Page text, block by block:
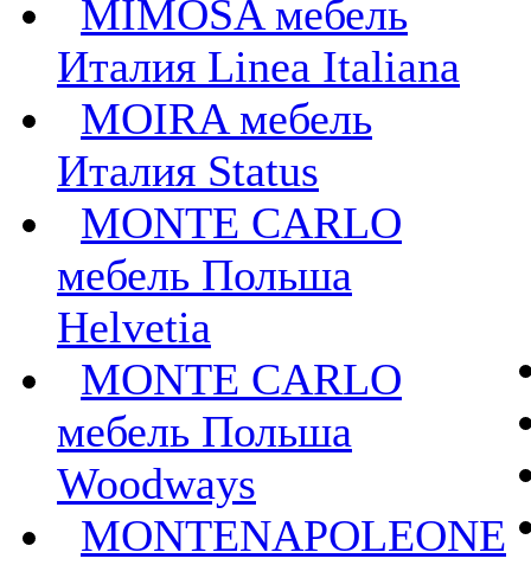
MIMOSA мебель
Италия Linea Italiana
MOIRA мебель
Италия Status
MONTE CARLO
мебель Польша
Helvetia
MONTE CARLO
мебель Польша
Woodways
MONTENAPOLEONE